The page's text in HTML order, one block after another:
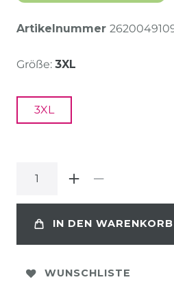
Artikelnummer
Größe: 3XL
3XL
IN DEN WARENKORB
WUNSCHLISTE